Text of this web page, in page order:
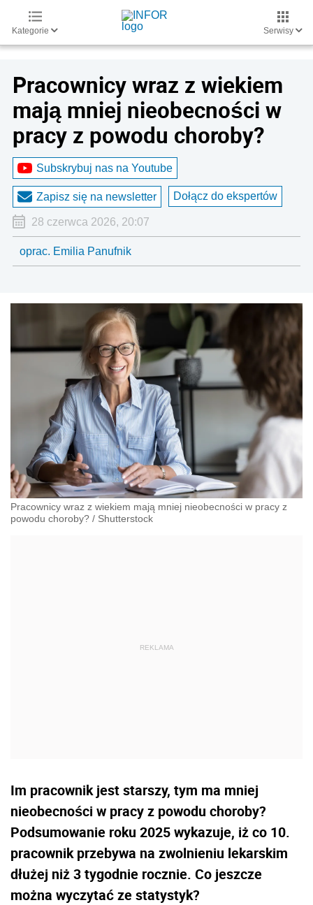
Kategorie Serwisy
Pracownicy wraz z wiekiem
mają mniej nieobecności w
pracy z powodu choroby?
Subskrybuj nas na Youtube
Zapisz się na newsletter Dołącz do ekspertów
28 czerwca 2026, 20:07
oprac. Emilia Panufnik
Pracownicy wraz z wiekiem mają mniej nieobecności w pracy z
powodu choroby? / Shutterstock
Im pracownik jest starszy, tym ma mniej
nieobecności w pracy z powodu choroby?
Podsumowanie roku 2025 wykazuje, iż co 10.
pracownik przebywa na zwolnieniu lekarskim
dłużej niż 3 tygodnie rocznie. Co jeszcze
można wyczytać ze statystyk?